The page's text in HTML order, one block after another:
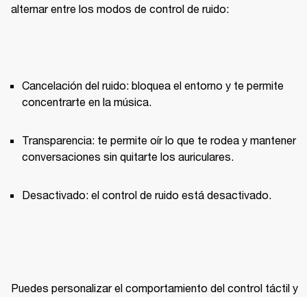
alternar entre los modos de control de ruido:
Cancelación del ruido: bloquea el entorno y te permite
concentrarte en la música.
Transparencia: te permite oír lo que te rodea y mantener
conversaciones sin quitarte los auriculares.
Desactivado: el control de ruido está desactivado.
Puedes personalizar el comportamiento del control táctil y